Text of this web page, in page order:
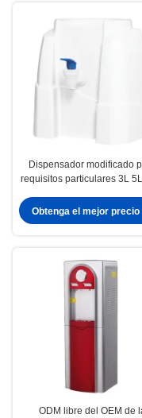
Dispensador de agua
Dispensador de agua para
Dispensador modificado
requisitos particulares 3L
del refrigerador de
Obtenga el mejor precio
ODM libre del OEM de